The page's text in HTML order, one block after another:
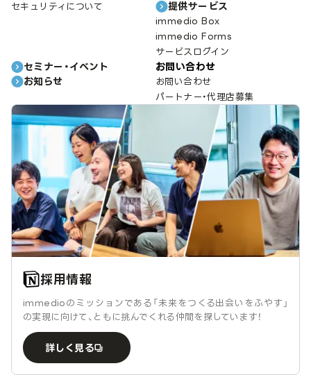
セキュリティについて
提供サービス
immedio Box
immedio Forms
サービスログイン
セミナー・イベント
お知らせ
お問い合わせ
お問い合わせ
パートナー・代理店募集
採用情報
immedioのミッションである「未来をつくる出会いをふやす」
の実現に向けて、ともに挑んでくれる仲間を探しています！
詳しく見る